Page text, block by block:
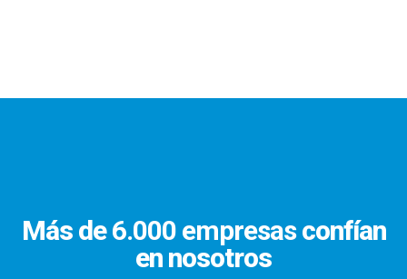
Más de6.000 empresasconfían
en nosotros